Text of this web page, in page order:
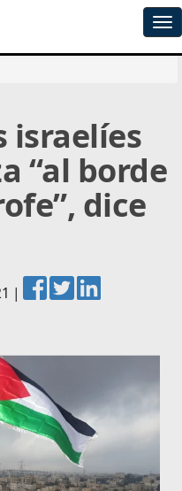
israelíes
“al borde
dice
|